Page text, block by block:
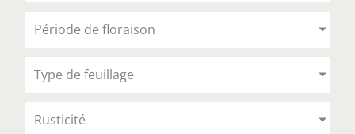
Période de floraison
Type de feuillage
Rusticité